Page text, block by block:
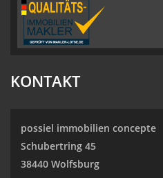
KONTAKT
possiel immobilien concepte
Schubertring 45
38440 Wolfsburg